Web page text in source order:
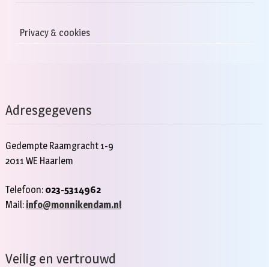
Privacy & cookies
Adresgegevens
Gedempte Raamgracht 1-9
2011 WE Haarlem
Telefoon: 023-5314962
Mail: info@monnikendam.nl
Veilig en vertrouwd